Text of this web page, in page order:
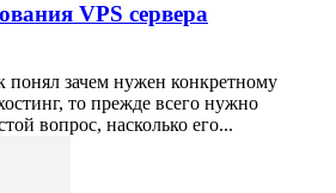
VPS сервера
понял зачем нужен конкретному
то прежде всего нужно
вопрос, насколько его...